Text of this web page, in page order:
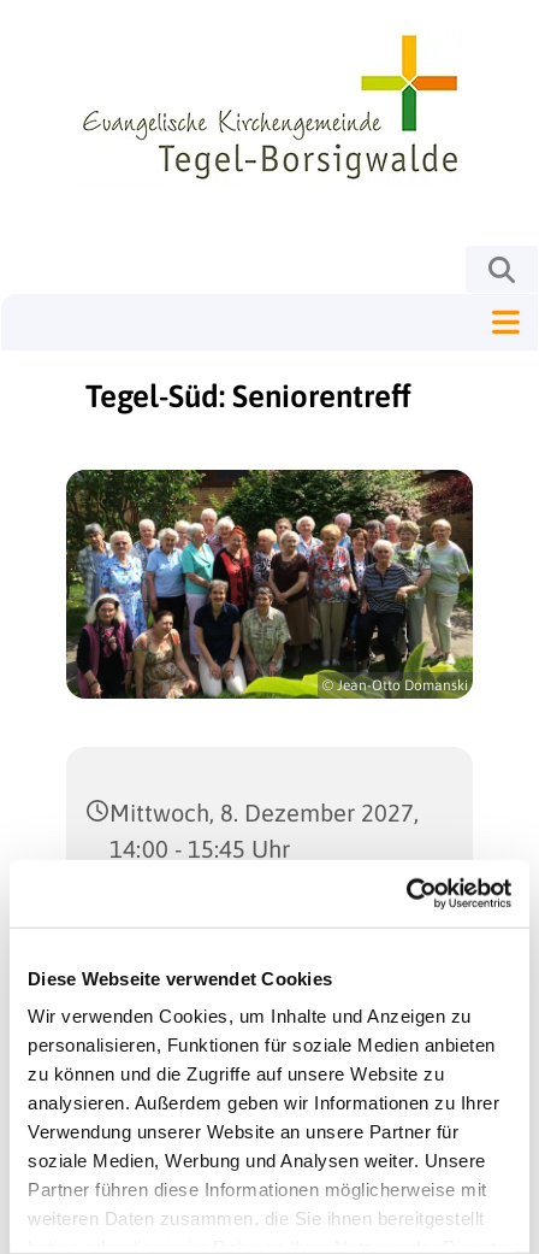
Diese Webseite verwendet Cookies
Wir verwenden Cookies, um Inhalte und Anzeigen zu
personalisieren, Funktionen für soziale Medien anbieten
zu können und die Zugriffe auf unsere Website zu
analysieren. Außerdem geben wir Informationen zu Ihrer
Verwendung unserer Website an unsere Partner für
soziale Medien, Werbung und Analysen weiter. Unsere
Partner führen diese Informationen möglicherweise mit
weiteren Daten zusammen, die Sie ihnen bereitgestellt
Tegel-Süd: Seniorentreff
© Jean-Otto Domanski
Mittwoch, 8. Dezember 2027,
14:00 - 15:45 Uhr
Straße 47, 13507 Berlin
Regina Schlingheider und
Team
Eine Stunde, vollgepackt mit Themen, über